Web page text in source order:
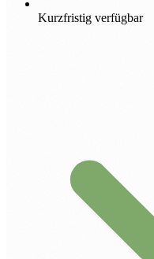
Kurzfristig verfügbar